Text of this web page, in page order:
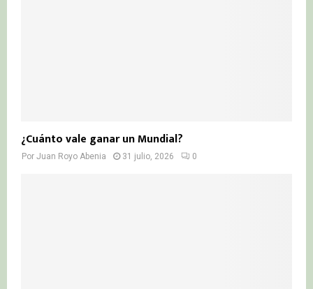
¿Cuánto vale ganar un Mundial?
Por Juan Royo Abenia 31 julio, 2026 0